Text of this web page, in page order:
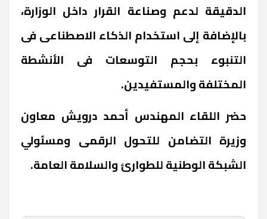
الدقيقة لدعم وصناعة القرار داخل الوزارة،
بالإضافة إلى استخدام الذكاء الاصطناعى فى
التنبوء بحجم التوسعات فى الأنشطة
المختلفة والمستفيدين.
حضر اللقاء المهندس أحمد درويش معاون
وزيرة التضامن للتحول الرقمى ومسئولي
الشبكة الوطنية للطوارئ والسلامة العامة.